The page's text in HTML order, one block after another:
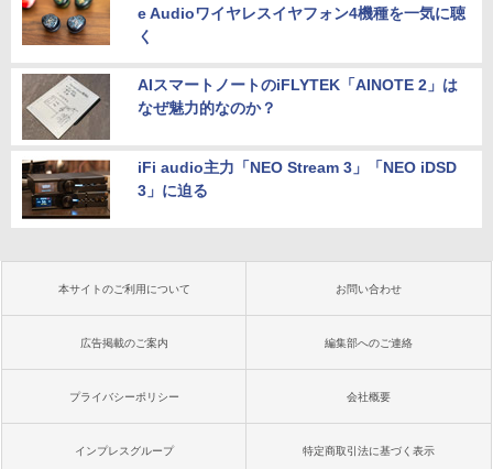
e Audioワイヤレスイヤフォン4機種を一気に聴
く
AIスマートノートのiFLYTEK「AINOTE 2」は
なぜ魅力的なのか？
iFi audio主力「NEO Stream 3」「NEO iDSD
3」に迫る
本サイトのご利用について お問い合わせ
広告掲載のご案内 編集部へのご連絡
プライバシーポリシー 会社概要
インプレスグループ 特定商取引法に基づく表示